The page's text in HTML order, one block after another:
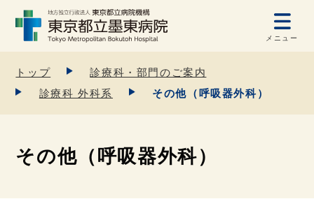
メニュー
トップ
診療科・部門のご案内
診療科 外科系
その他（呼吸器外科）
その他（呼吸器外科）